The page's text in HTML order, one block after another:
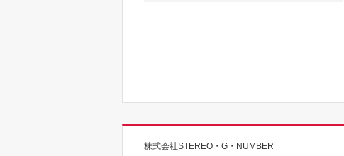
株式会社STEREO・G・NUMBER